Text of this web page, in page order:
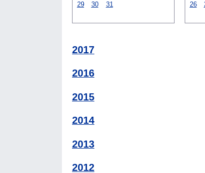
29
30 31
26
2017
2016
2015
2014
2013
2012